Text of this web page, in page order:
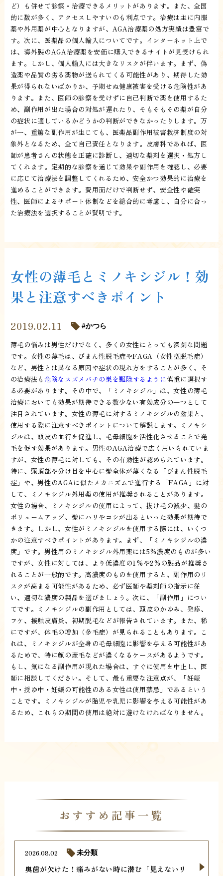
ど）も併せて診察・治療できるメリットがあります。また、全国
的に数が多く、アクセスしやすいのも利点です。治療は主に内服
薬や外用薬が中心となりますが、AGA治療薬の処方実績は豊富で
す。次に、医薬品の個人輸入についてです。インターネット上で
は、海外製のAGA治療薬を安価に購入できるサイトが見受けられ
ます。しかし、個人輸入には大きなリスクが伴います。まず、偽
造薬や品質の劣る薬物が送られてくる可能性があり、期待した効
果が得られないばかりか、予期せぬ健康被害を受ける危険性があ
ります。また、医師の診察を受けずに自己判断で薬を使用するた
め、副作用が出た場合の対処が遅れたり、そもそもその薬が自分
の症状に適しているかどうかの判断ができなかったりします。万
が一、重篤な副作用が生じても、医薬品副作用被害救済制度の対
象外となるため、全て自己責任となります。皮膚科であれば、医
師が患者さんの状態を正確に診断し、適切な薬剤を選択・処方し
てくれます。定期的な診察を通じて効果や副作用を確認し、必要
に応じて治療法を調整してくれるため、安全かつ効果的に治療を
進めることができます。費用面だけで判断せず、安全性や確実
性、医師によるサポート体制などを総合的に考慮し、自分に合っ
た治療法を選択することが賢明です。
女性の薄毛とミノキシジル！効
果と注意すべきポイント
2019.02.11 かつら
薄毛の悩みは男性だけでなく、多くの女性にとっても深刻な問題
です。女性の薄毛は、びまん性脱毛症やFAGA（女性型脱毛症）
など、男性とは異なる原因や症状の現れ方をすることが多く、そ
の治療法も 危険なスズメバチの巣を駆除するように慎重に選択す
る必要があります。その中で、「ミノキシジル」は、女性の薄毛
治療においても効果が期待できる数少ない有効成分の一つとして
注目されています。女性の薄毛に対するミノキシジルの効果と、
使用する際に注意すべきポイントについて解説します。ミノキシ
ジルは、頭皮の血行を促進し、毛母細胞を活性化させることで発
毛を促す効果があります。男性のAGA治療で広く用いられていま
すが、女性の薄毛に対しても、その有効性が認められています。
特に、頭頂部や分け目を中心に髪全体が薄くなる「びまん性脱毛
症」や、男性のAGAに似たメカニズムで進行する「FAGA」に対
して、ミノキシジル外用薬の使用が推奨されることがあります。
女性の場合、ミノキシジルの使用によって、抜け毛の減少、髪の
ボリュームアップ、髪にハリやコシが出るといった効果が期待で
きます。しかし、女性がミノキシジルを使用する際には、いくつ
かの注意すべきポイントがあります。まず、「ミノキシジルの濃
度」です。男性用のミノキシジル外用薬には5%濃度のものが多い
ですが、女性に対しては、より低濃度の1%や2%の製品が推奨さ
れることが一般的です。高濃度のものを使用すると、副作用のリ
スクが高まる可能性があるため、必ず医師や薬剤師の指示に従
い、適切な濃度の製品を選びましょう。次に、「副作用」につい
てです。ミノキシジルの副作用としては、頭皮のかゆみ、発疹、
フケ、接触皮膚炎、初期脱毛などが報告されています。また、稀
にですが、体毛の増加（多毛症）が見られることもあります。こ
れは、ミノキシジルが全身の毛母細胞に影響を与える可能性があ
るためで、特に顔の産毛などが濃くなるケースがあるようです。
もし、気になる副作用が現れた場合は、すぐに使用を中止し、医
師に相談してください。そして、最も重要な注意点が、「妊娠
中・授ゆ中・妊娠の可能性のある女性は使用禁忌」であるという
ことです。ミノキシジルが胎児や乳児に影響を与える可能性があ
るため、これらの期間の使用は絶対に避けなければなりません。
おすすめ記事一覧
奥歯が欠けた！痛みがない時に潜む「見えないリ
2026.08.02 未分類